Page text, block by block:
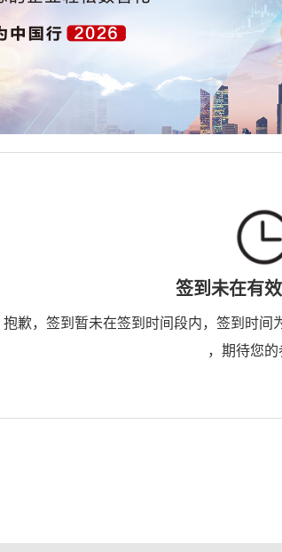
签到未在有
抱歉，签到暂未在签到时间段内，签到时
，期待您的